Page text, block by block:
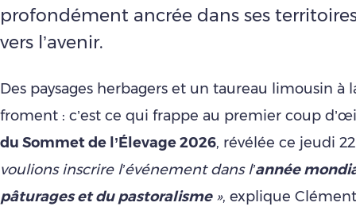
profondément ancrée dans ses
vers l’avenir.
Des paysages herbagers et un taureau limousin à
froment : c’est ce qui frappe au premier coup
du Sommet de l’Élevage 2026, révélée ce jeudi
voulions inscrire l’événement dans l’année
pâturages et du pastoralisme», explique